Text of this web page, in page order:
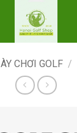
CHƠI GOLF /